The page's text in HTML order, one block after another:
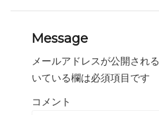
Message
メールアドレスが公開され
いている欄は必須項目です
コメント